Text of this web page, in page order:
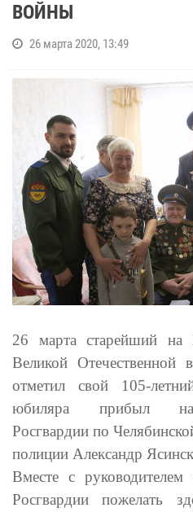
ВОЙНЫ
26 марта 2020, 13:49
26 марта старейший
Великой
отметил свой 105-
юбиляра прибыл
Росгвардии по
полиции Александр
Вместе с руководителем
Росгвардии пожелать